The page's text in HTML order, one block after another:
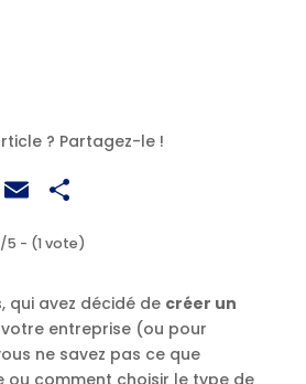
? Partagez-le !
LinkedIn
Email
5 - (1 vote)
qui avez décidé de créer un
entreprise (ou pour
ne savez pas ce que
ou comment choisir le type de